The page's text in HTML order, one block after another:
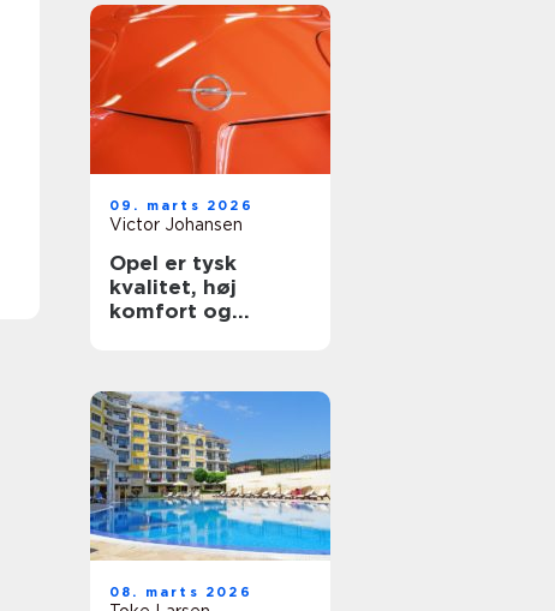
09. marts 2026
Victor Johansen
Opel er tysk
kvalitet, høj
komfort og
08. marts 2026